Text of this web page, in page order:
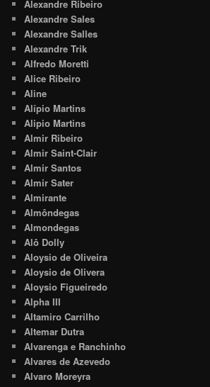
Alexandre Ribeiro
Alexandre Sales
Alexandre Salles
Alexandre Trik
Alfredo Moretti
Alice Ribeiro
Aline
Alípio Martins
Alipio Martins
Almir Ribeiro
Almir Saint-Clair
Almir Santos
Almir Sater
Almirante
Almôndegas
Almondegas
Alô Dolly
Aloysio de Oliveira
Aloysio de Olivera
Aloysio Figueiredo
Alpha III
Altamiro Carrilho
Altemar Dutra
Alvarenga e Ranchinho
Alvares de Azevedo
Alvaro Moreyra